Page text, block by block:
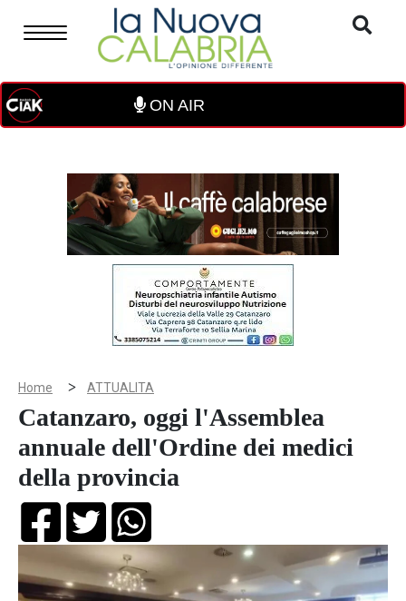
ON AIR
Home > ATTUALITA
Catanzaro, oggi l'Assemblea
annuale dell'Ordine dei medici
della provincia